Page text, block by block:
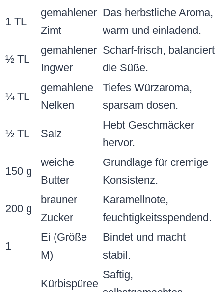
1 TL
gemahlener
Zimt
Das herbstliche Aroma,
warm und einladend.
½ TL
gemahlener
Ingwer
Scharf-frisch, balanciert
die Süße.
¼ TL
gemahlene
Nelken
Tiefes Würzaroma,
sparsam dosen.
½ TL Salz
Hebt Geschmäcker
hervor.
150 g
weiche
Butter
Grundlage für cremige
Konsistenz.
200 g
brauner
Zucker
Karamellnote,
feuchtigkeitsspendend.
1
Ei (Größe
M)
Bindet und macht
stabil.
Kürbispüree
Saftig,